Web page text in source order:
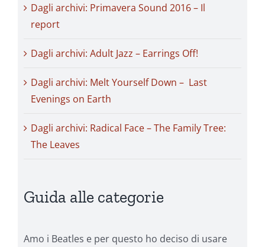
Dagli archivi: Primavera Sound 2016 – Il
report
Dagli archivi: Adult Jazz – Earrings Off!
Dagli archivi: Melt Yourself Down – Last
Evenings on Earth
Dagli archivi: Radical Face – The Family Tree:
The Leaves
Guida alle categorie
Amo i Beatles e per questo ho deciso di usare